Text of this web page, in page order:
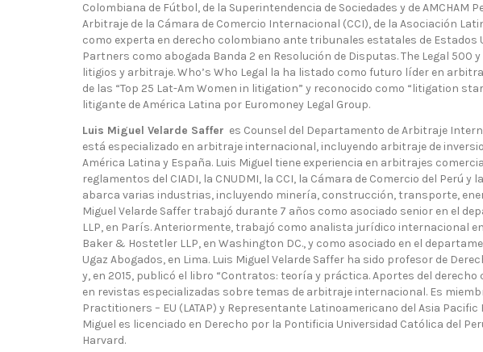
Colombiana de Fútbol, de la Superintendencia de Sociedades y de AMCHAM
Arbitraje de la Cámara de Comercio Internacional (CCI), de la Asociación
como experta en derecho colombiano ante tribunales estatales de Estados
Partners como abogada Banda 2 en Resolución de Disputas. The Legal 500
litigios y arbitraje. Who’s Who Legal la ha listado como futuro líder en
de las “Top 25 Lat-Am Women in litigation” y reconocido como “litigation
litigante de América Latina por Euromoney Legal Group.
Luis Miguel Velarde Saffer es Counsel del Departamento de Arbitraje
está especializado en arbitraje internacional, incluyendo arbitraje de
América Latina y España. Luis Miguel tiene experiencia en arbitrajes
reglamentos del CIADI, la CNUDMI, la CCI, la Cámara de Comercio del Perú y
abarca varias industrias, incluyendo minería, construcción, transporte,
Miguel Velarde Saffer trabajó durante 7 años como asociado senior en el
LLP, en París. Anteriormente, trabajó como analista jurídico internacional
Baker & Hostetler LLP, en Washington DC., y como asociado en el
Ugaz Abogados, en Lima. Luis Miguel Velarde Saffer ha sido profesor de
y, en 2015, publicó el libro “Contratos: teoría y práctica. Aportes del
en revistas especializadas sobre temas de arbitraje internacional. Es
Practitioners – EU (LATAP) y Representante Latinoamericano del Asia
Miguel es licenciado en Derecho por la Pontificia Universidad Católica del
Harvard.